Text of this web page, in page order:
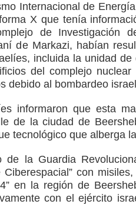
Internacional de
X que tenía
de Investigación
de Markazi, habían
incluida la unidad de
del complejo
debido al bombardeo
informaron que esta
de la ciudad de
tecnológico que alberga
de la Guardia
con
en la región de
con el ejército